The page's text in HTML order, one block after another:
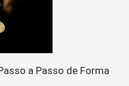
a Passo de Forma